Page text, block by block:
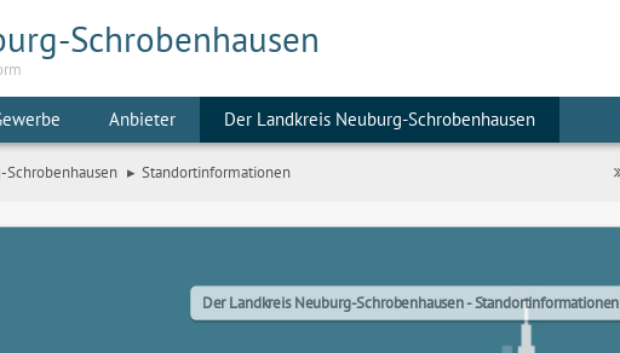
Schrobenhausen
Anbieter Der Landkreis Neuburg-Schrobenhausen
Schrobenhausen Standortinformationen
Der Landkreis Neuburg-Schrobenhausen - Standortinformationen